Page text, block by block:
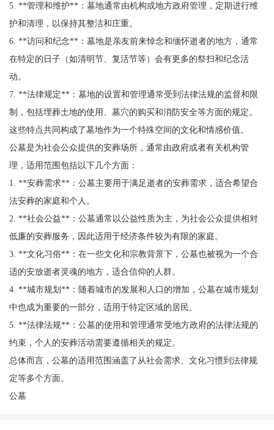
5. **管理和维护**：墓地通常由机构或地方政府管理，定期进行维
护和清理，以保持其整洁和庄重。
6. **访问和纪念**：墓地是亲友前来悼念和缅怀逝者的地方，通常
在特定的日子（如清明节、复活节等）会有更多的祭扫和纪念活
动。
7. **法律规定**：墓地的设置和管理通常受到法律法规的监督和限
制，包括埋葬土地的使用、墓穴的购买和消防安全等方面的规定。
这些特点共同构成了墓地作为一个特殊空间的文化和情感价值。
公墓是为社会公众提供的安葬场所，通常由政府或者有关机构管
理，适用范围包括以下几个方面：
1. **安葬需求**：公墓主要用于满足逝者的安葬需求，适合希望合
法安葬的家庭和个人。
2. **社会公益**：公墓通常以公益性质为主，为社会公众提供相对
低廉的安葬服务，因此适用于经济条件较为有限的家庭。
3. **文化习俗**：在一些文化和宗教背景下，公墓也被视为一个合
适的安放逝者灵魂的地方，适合信仰的人群。
4. **城市规划**：随着城市的发展和人口的增加，公墓在城市规划
中也成为重要的一部分，适用于特定区域的居民。
5. **法律法规**：公墓的使用和管理通常受地方政府的法律法规的
约束，个人的安葬活动需要遵循相关的规定。
总体而言，公墓的适用范围涵盖了从社会需求、文化习惯到法律规
定等多个方面。
公墓